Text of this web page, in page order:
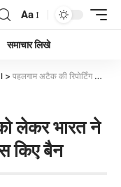
Aa
समाचार लिखे
> पहलगाम अटैक की रिपोर्टिंग को लेकर भारत ने 17 पाकिस्तानी यू-ट्यूब चैनल्स किए बैन
लेकर भारत ने
किए बैन